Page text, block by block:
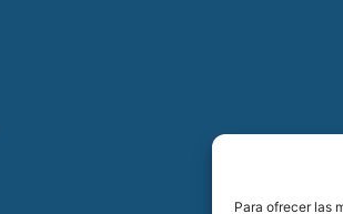
Para ofrecer las